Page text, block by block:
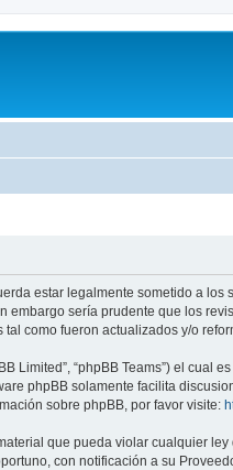
estar legalmente sometido a
embargo sería prudente que los
como fueron actualizados y/o
Limited”, “phpBB Teams”) el cual
phpBB solamente facilita
sobre phpBB, por favor visite:
que pueda violar cualquier ley
con notificación a su